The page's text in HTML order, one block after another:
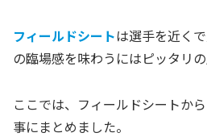
フィールドシートは選手を近く
の臨場感を味わうにはピッタリの
ここでは、フィールドシートか
事にまとめました。